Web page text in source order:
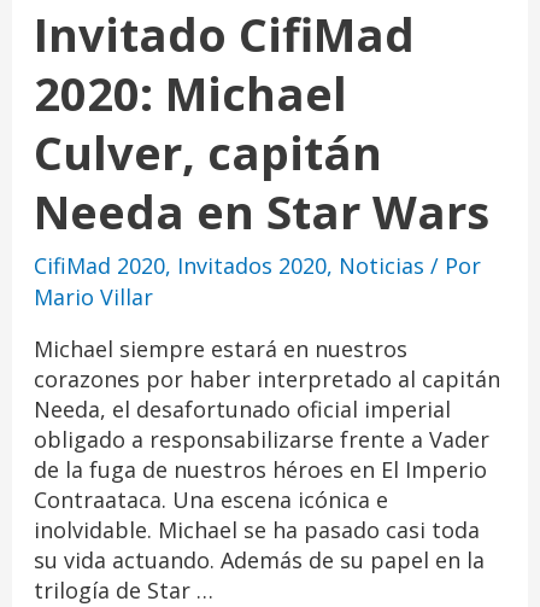
Invitado CifiMad
2020: Michael
Culver, capitán
Needa en Star Wars
CifiMad 2020, Invitados 2020, Noticias / Por
Mario Villar
Michael siempre estará en nuestros
corazones por haber interpretado al capitán
Needa, el desafortunado oficial imperial
obligado a responsabilizarse frente a Vader
de la fuga de nuestros héroes en El Imperio
Contraataca. Una escena icónica e
inolvidable. Michael se ha pasado casi toda
su vida actuando. Además de su papel en la
trilogía de Star …